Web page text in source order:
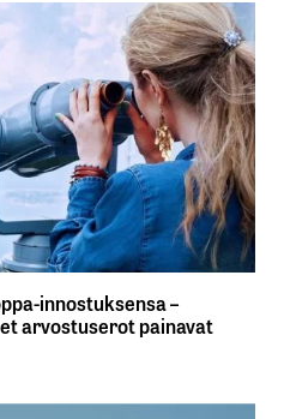
innostuksensa –
arvostuserot painavat